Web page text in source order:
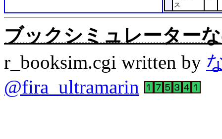
ス
ブックシミュレーター
r_booksim.cgi written by
@fira_ultramarin